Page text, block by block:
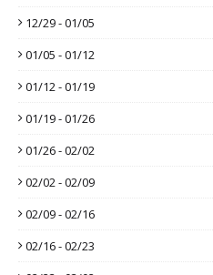
12/29 - 01/05
01/05 - 01/12
01/12 - 01/19
01/19 - 01/26
01/26 - 02/02
02/02 - 02/09
02/09 - 02/16
02/16 - 02/23